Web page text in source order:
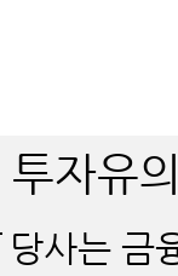
투자유
당사는 금